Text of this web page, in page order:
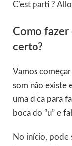
C’est parti ?
Como fazer
certo?
Vamos começar
som não existe
uma dica para
boca do “u” e
No início, pode